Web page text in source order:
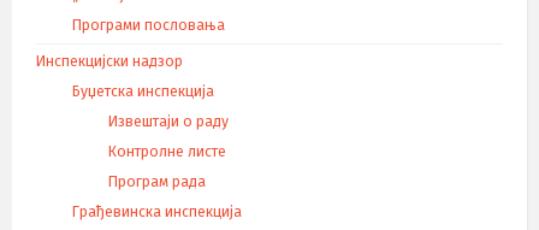
Програми пословања
Инспекцијски надзор
Буџетска инспекција
Извештаји о раду
Контролне листе
Програм рада
Грађевинска инспекција